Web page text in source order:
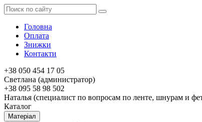
Головна
Оплата
Знижки
Контакти
+38 050 454 17 05
Светлана (администратор)
+38 095 58 98 502
Наталья (специалист по вопросам по ленте, шнурам и
Каталог
Матеріал